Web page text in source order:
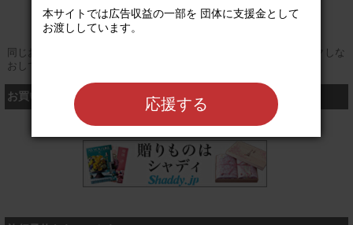
公式サイト
同じお買い物やお申し込みを複数回行う場合は、そのたびにクリックしな
おしてください
お買い物するなら、こちら
シャディ
本サイトでは広告収益の一部を 団体に支援金として
お渡ししています。
応援する